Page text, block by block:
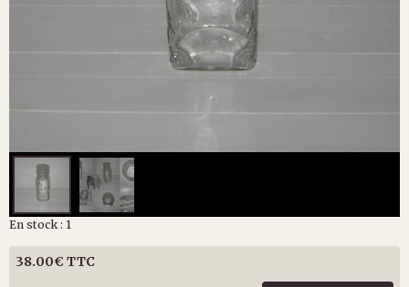
En stock : 1
38.00€ TTC